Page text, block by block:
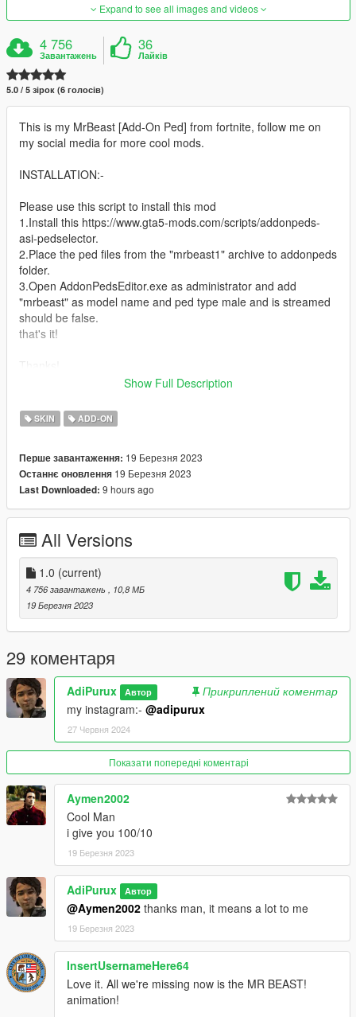
Expand to see all images and videos
4 756
Завантажень
36
Лайків
5.0 / 5 зірок (6 голосів)
This is my MrBeast [Add-On Ped] from fortnite, follow me on
my social media for more cool mods.
INSTALLATION:-
Please use this script to install this mod
1.Install this https://www.gta5-mods.com/scripts/addonpeds-
asi-pedselector.
2.Place the ped files from the "mrbeast1" archive to addonpeds
folder.
3.Open AddonPedsEditor.exe as administrator and add
"mrbeast" as model name and ped type male and is streamed
should be false.
that's it!
the model :- https://sketchfab.com/3d-models/mr-beast-
Show Full Description
SKIN ADD-ON
Перше завантаження: 19 Березня 2023
Останнє оновлення 19 Березня 2023
Last Downloaded: 9 hours ago
All Versions
1.0 (current)
4 756 завантажень
, 10,8 МБ
19 Березня 2023
29 коментаря
AdiPurux Автор
Прикриплений коментар
my instagram:- @adipurux
27 Червня 2024
Показати попередні коментарі
Aymen2002
Cool Man
i give you 100/10
19 Березня 2023
AdiPurux Автор
@Aymen2002 thanks man, it means a lot to me
19 Березня 2023
InsertUsernameHere64
Love it. All we're missing now is the MR BEAST!
animation!